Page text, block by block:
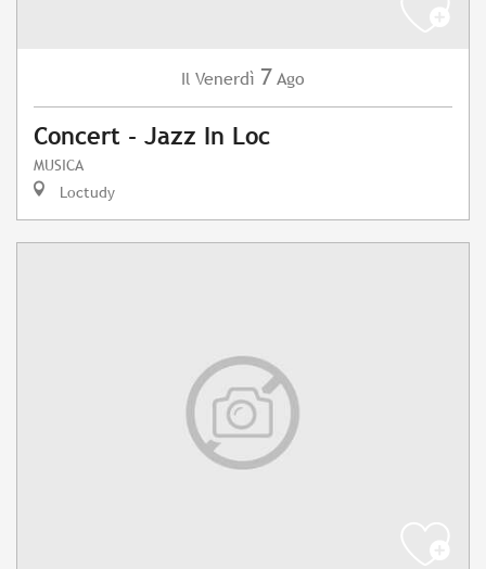
Il Venerdì 7 Ago
Concert - Jazz In Loc
MUSICA
Loctudy